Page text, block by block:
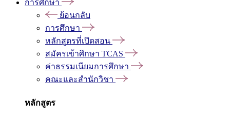
การศึกษา
ย้อนกลับ
การศึกษา
หลักสูตรที่เปิดสอน
สมัครเข้าศึกษา TCAS
ค่าธรรมเนียมการศึกษา
คณะและสำนักวิชา
หลักสูตร